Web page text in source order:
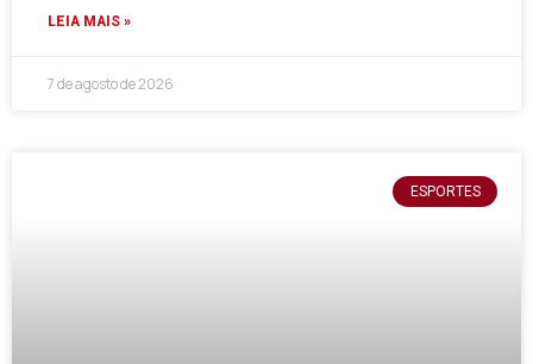
LEIA MAIS »
7 de agosto de 2026
ESPORTES